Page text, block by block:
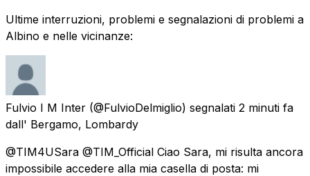
Ultime interruzioni, problemi e segnalazioni di problemi a
Albino e nelle vicinanze:
Fulvio I M Inter (@FulvioDelmiglio) segnalati 2 minuti fa
dall' Bergamo, Lombardy
@TIM4USara @TIM_Official Ciao Sara, mi risulta ancora
impossibile accedere alla mia casella di posta: mi